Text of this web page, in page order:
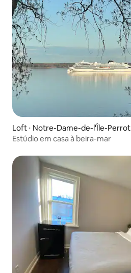
Loft ⋅ Notre-Dame-de-l'Île-Perrot
Estúdio em casa à beira-mar